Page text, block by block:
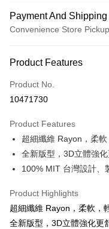
Payment And Shipping
Convenience Store
Credit Card (Full Payment)
Convenience Store Pickup
ATM Transfer
Shipping Method
NT$60/order | Free
取貨核對 ▶ ▶證件姓名
Product Features
Product No.
10471730
Product Features
超細纖維 Rayon，柔軟
全新版型，3D立體強化
100% MIT 台灣設計、
Product Highlights
超細纖維 Rayon，柔軟，
全新版型，3D立體強化更